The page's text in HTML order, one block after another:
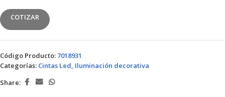
COTIZAR
Código Producto: 7018931
Categorías: Cintas Led, Iluminación decorativa
Share: